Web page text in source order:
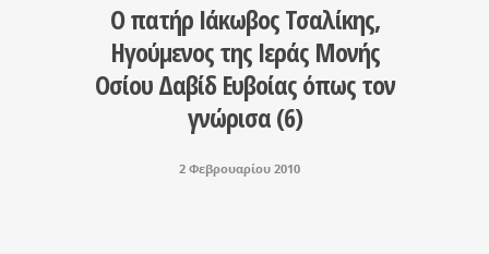
Ο πατήρ Ιάκωβος Τσαλίκης,
Ηγούμενος της Ιεράς Μονής
Οσίου Δαβίδ Ευβοίας όπως τον
γνώρισα (6)
2 Φεβρουαρίου 2010